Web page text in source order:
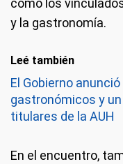
como los
y la gastronomía.
Leé también
El Gobierno
gastronómicos y
titulares de la AUH
En el encuentro,